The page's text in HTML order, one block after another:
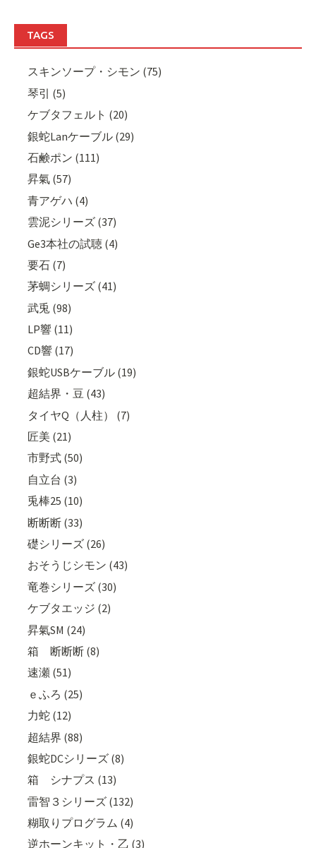
TAGS
スキンソープ・シモン (75)
琴引 (5)
ケブタフェルト (20)
銀蛇Lanケーブル (29)
石鹸ポン (111)
昇氣 (57)
青アゲハ (4)
雲泥シリーズ (37)
Ge3本社の試聴 (4)
要石 (7)
茅蜩シリーズ (41)
武兎 (98)
LP響 (11)
CD響 (17)
銀蛇USBケーブル (19)
超結界・豆 (43)
タイヤQ（人柱） (7)
匠美 (21)
市野式 (50)
自立台 (3)
兎棒25 (10)
断断断 (33)
礎シリーズ (26)
おそうじシモン (43)
竜巻シリーズ (30)
ケブタエッジ (2)
昇氣SM (24)
箱 断断断 (8)
速瀬 (51)
ｅふろ (25)
力蛇 (12)
超結界 (88)
銀蛇DCシリーズ (8)
箱 シナプス (13)
雷智３シリーズ (132)
糊取りプログラム (4)
逆ホーンキット・乙 (3)